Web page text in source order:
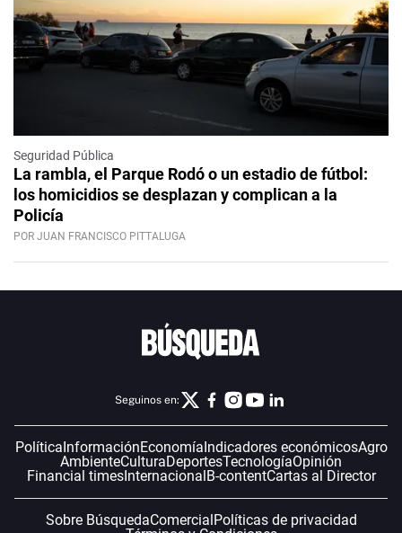
Seguridad Pública
La rambla, el Parque Rodó o un estadio de fútbol:
los homicidios se desplazan y complican a la
Policía
POR JUAN FRANCISCO PITTALUGA
Seguinos en:
Política InformaciónEconomía Indicadores económicosAgro
AmbienteCulturaDeportesTecnologíaOpinión
Financial timesInternacional B-contentCartas al Director
Sobre BúsquedaComercial Políticas de privacidad